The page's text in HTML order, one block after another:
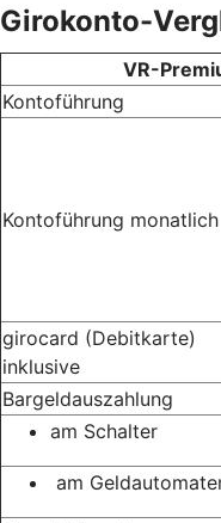
Girokonto-
VR-
Kontoführung
Kontoführung monatlich
girocard (Debitkarte)
inklusive
Bargeldauszahlung
am Schalter
am